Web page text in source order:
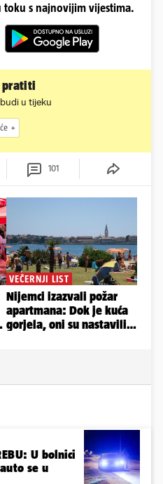
s najnovijim vijestima.
pratiti
u tijeku
101
U bolnici
se u